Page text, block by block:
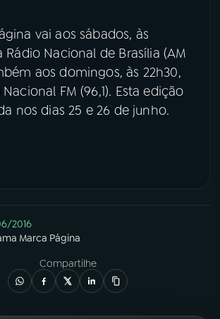
vai aos sábados, às
Rádio Nacional de Brasília (AM
aos domingos, às 22h30,
FM (96,1). Esta edição
nos dias 25 e 26 de junho.
2016
Marca Página
Compartilhe